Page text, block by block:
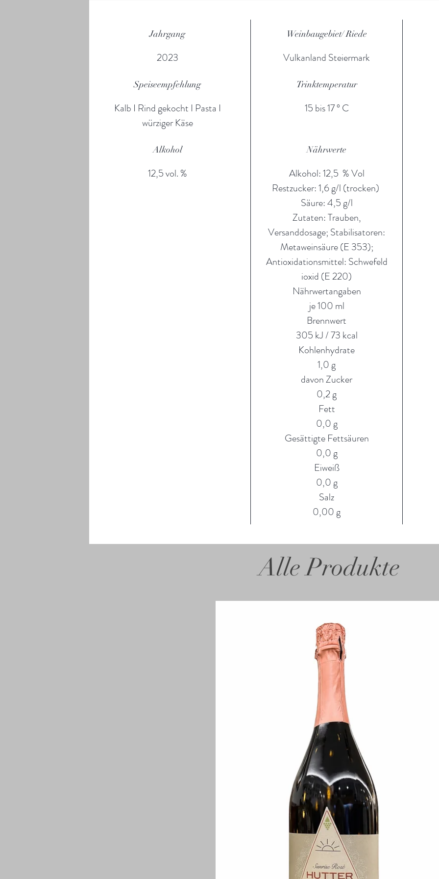
0,0 g
Gesättigte Fettsäuren
0,0 g
Eiweiß
Salz
Jahrgang
2023
Weinbaugebiet/ Riede
Vulkanland Steiermark
Speiseempfehlung
Kalb I Rind gekocht I Pasta I
würziger Käse
Trinktemperatur
15 bis 17 ° C
Alkohol
12,5 vol. %
Nährwerte
Alkohol: 12,5 % Vol
Restzucker: 1,6 g/l (trocken)
Säure: 4,5 g/l
Zutaten: Trauben,
Versanddosage; Stabilisatoren:
Metaweinsäure (E 353);
Antioxidationsmittel: Schwefeld
ioxid (E 220)
Nährwertangaben
je 100 ml
Brennwert
305 kJ / 73 kcal
Kohlenhydrate
1,0 g
davon Zucker
0,2 g
Fett
0,0 g
Gesättigte Fettsäuren
0,0 g
Eiweiß
0,0 g
Salz
0,00 g
Alle Produkte